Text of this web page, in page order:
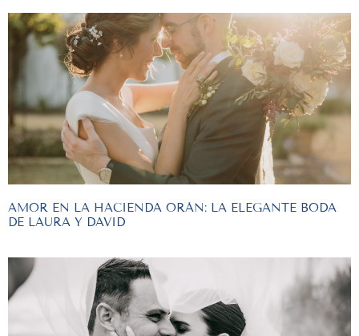
AMOR EN LA HACIENDA ORÁN: LA ELEGANTE BODA
DE LAURA Y DAVID